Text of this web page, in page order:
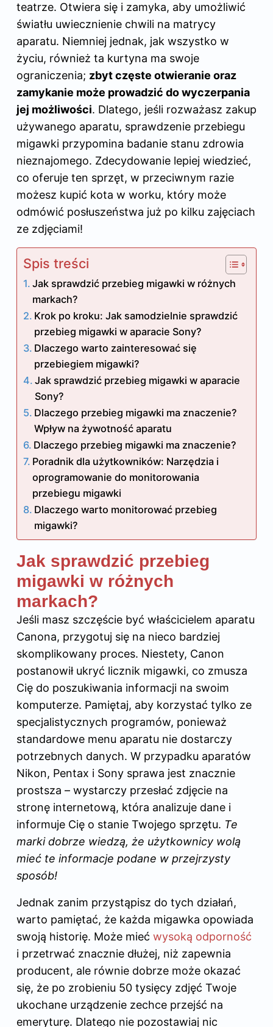
teatrze. Otwiera się i zamyka, aby umożliwić
światłu uwiecznienie chwili na matrycy
aparatu. Niemniej jednak, jak wszystko w
życiu, również ta kurtyna ma swoje
ograniczenia; zbyt częste otwieranie oraz
zamykanie może prowadzić do wyczerpania
jej możliwości. Dlatego, jeśli rozważasz zakup
używanego aparatu, sprawdzenie przebiegu
migawki przypomina badanie stanu zdrowia
nieznajomego. Zdecydowanie lepiej wiedzieć,
co oferuje ten sprzęt, w przeciwnym razie
możesz kupić kota w worku, który może
odmówić posłuszeństwa już po kilku zajęciach
ze zdjęciami!
Spis treści
Jak sprawdzić przebieg migawki w różnych
markach?
Krok po kroku: Jak samodzielnie sprawdzić
przebieg migawki w aparacie Sony?
Dlaczego warto zainteresować się
przebiegiem migawki?
Jak sprawdzić przebieg migawki w aparacie
Sony?
Dlaczego przebieg migawki ma znaczenie?
Wpływ na żywotność aparatu
Dlaczego przebieg migawki ma znaczenie?
Poradnik dla użytkowników: Narzędzia i
oprogramowanie do monitorowania
przebiegu migawki
Dlaczego warto monitorować przebieg
migawki?
Jak sprawdzić przebieg
migawki w różnych
markach?
Jeśli masz szczęście być właścicielem aparatu
Canona, przygotuj się na nieco bardziej
skomplikowany proces. Niestety, Canon
postanowił ukryć licznik migawki, co zmusza
Cię do poszukiwania informacji na swoim
komputerze. Pamiętaj, aby korzystać tylko ze
specjalistycznych programów, ponieważ
standardowe menu aparatu nie dostarczy
potrzebnych danych. W przypadku aparatów
Nikon, Pentax i Sony sprawa jest znacznie
prostsza – wystarczy przesłać zdjęcie na
stronę internetową, która analizuje dane i
informuje Cię o stanie Twojego sprzętu. Te
marki dobrze wiedzą, że użytkownicy wolą
mieć te informacje podane w przejrzysty
sposób!
Jednak zanim przystąpisz do tych działań,
warto pamiętać, że każda migawka opowiada
swoją historię. Może mieć wysoką odporność
i przetrwać znacznie dłużej, niż zapewnia
producent, ale równie dobrze może okazać
się, że po zrobieniu 50 tysięcy zdjęć Twoje
ukochane urządzenie zechce przejść na
emeryturę. Dlatego nie pozostawiaj nic